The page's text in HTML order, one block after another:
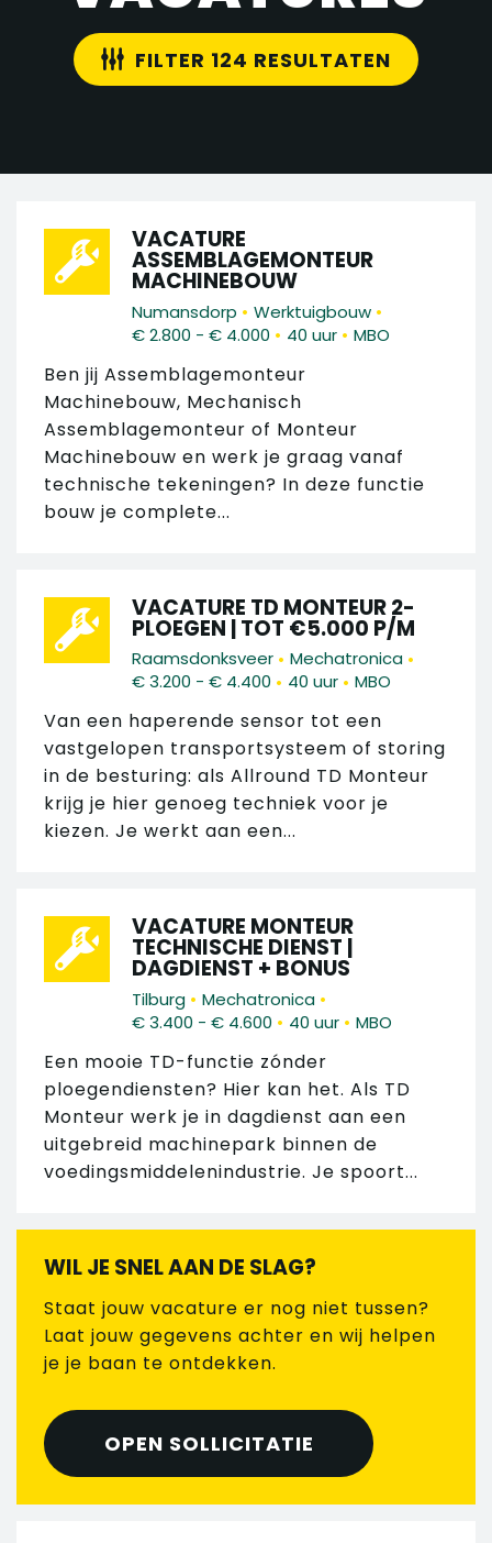
FILTER 124 RESULTATEN
VACATURE
ASSEMBLAGEMONTEUR
MACHINEBOUW
Numansdorp • Werktuigbouw •
€ 2.800 - € 4.000 • 40 uur • MBO
Ben jij Assemblagemonteur
Machinebouw, Mechanisch
Assemblagemonteur of Monteur
Machinebouw en werk je graag vanaf
technische tekeningen? In deze functie
bouw je complete...
VACATURE TD MONTEUR 2-
PLOEGEN | TOT €5.000 P/M
Raamsdonksveer • Mechatronica •
€ 3.200 - € 4.400 • 40 uur • MBO
Van een haperende sensor tot een
vastgelopen transportsysteem of storing
in de besturing: als Allround TD Monteur
krijg je hier genoeg techniek voor je
kiezen. Je werkt aan een...
VACATURE MONTEUR
TECHNISCHE DIENST |
DAGDIENST + BONUS
Tilburg • Mechatronica •
€ 3.400 - € 4.600 • 40 uur • MBO
Een mooie TD-functie zónder
ploegendiensten? Hier kan het. Als TD
Monteur werk je in dagdienst aan een
uitgebreid machinepark binnen de
voedingsmiddelenindustrie. Je spoort...
WIL JE SNEL AAN DE SLAG?
Staat jouw vacature er nog niet tussen?
Laat jouw gegevens achter en wij helpen
je je baan te ontdekken.
OPEN SOLLICITATIE